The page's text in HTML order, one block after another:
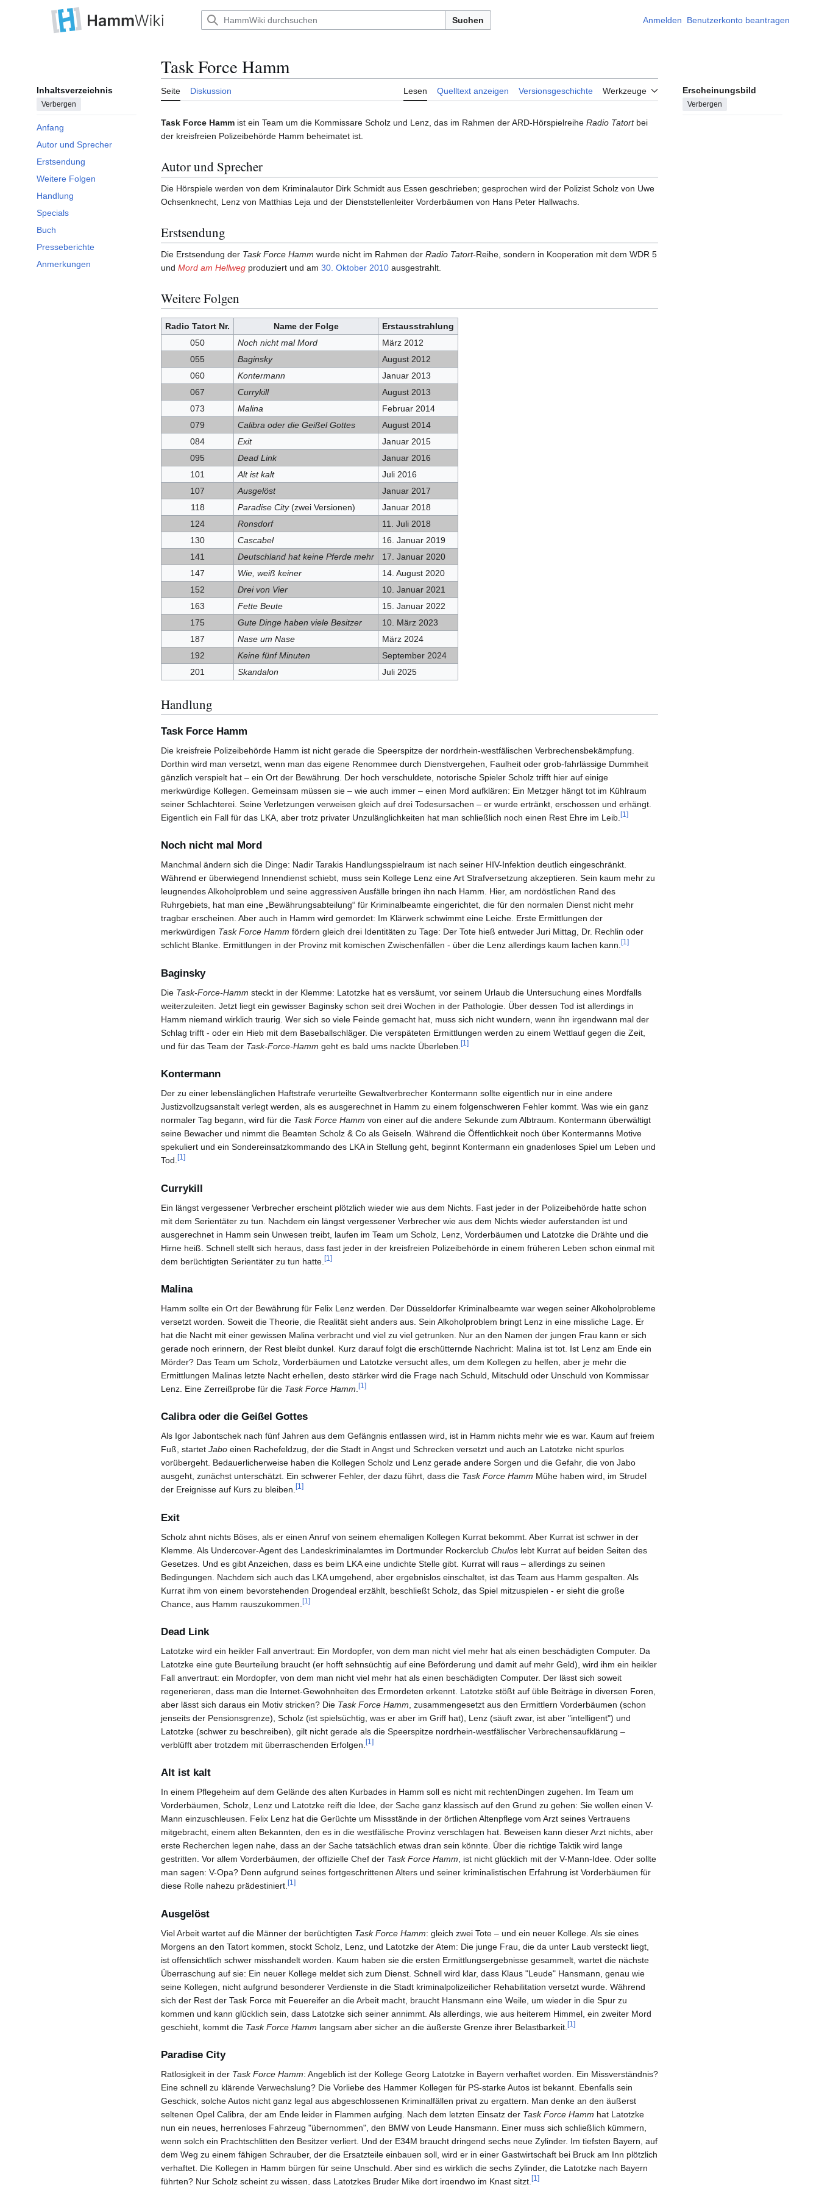
Hauptmenü Suchen Anmelden Benutzerkonto beantragen
Inhaltsverzeichnis
Verbergen
Anfang
Autor und Sprecher
Erstsendung
Weitere Folgen
Handlung
Unterabschnitt Handlung umschalten
Specials
Buch
Presseberichte
Anmerkungen
Task Force Hamm
Seite Diskussion Lesen Quelltext anzeigen Versionsgeschichte Werkzeuge Erscheinungsbild
Verbergen
Task Force Hamm ist ein Team um die Kommissare Scholz und Lenz, das im Rahmen der ARD-Hörspielreihe Radio Tatortbei
der kreisfreien Polizeibehörde Hamm beheimatet ist.
Autor und Sprecher
Die Hörspiele werden von dem Kriminalautor Dirk Schmidt aus Essen geschrieben; gesprochen wird der Polizist Scholz von Uwe
Ochsenknecht, Lenz von Matthias Leja und der Dienststellenleiter Vorderbäumen von Hans Peter Hallwachs.
Erstsendung
Die Erstsendung der Task Force Hamm wurde nicht im Rahmen der Radio Tatort-Reihe, sondern in Kooperation mit dem WDR 5
und Mord am Hellweg produziert und am 30. Oktober 2010 ausgestrahlt.
Weitere Folgen
Radio Tatort Nr. Name der Folge
Erstausstrahlung
050
Noch nicht mal Mord
März 2012
055
Baginsky
August 2012
060
Kontermann
Januar 2013
067
Currykill
August 2013
073
Malina
Februar 2014
079
Calibra oder die Geißel Gottes
August 2014
084
Exit
Januar 2015
095
Dead Link
Januar 2016
101
Alt ist kalt
Juli 2016
107
Ausgelöst
Januar 2017
118
Paradise City(zwei Versionen)
Januar 2018
124
Ronsdorf
11. Juli 2018
130
Cascabel
16. Januar 2019
141
Deutschland hat keine Pferde mehr
17. Januar 2020
147
Wie, weiß keiner
14. August 2020
152
Drei von Vier
10. Januar 2021
163
Fette Beute
15. Januar 2022
175
Gute Dinge haben viele Besitzer
10. März 2023
187
Nase um Nase
März 2024
192
Keine fünf Minuten
September 2024
201
Skandalon Juli 2025
Handlung
Task Force Hamm
Die kreisfreie Polizeibehörde Hamm ist nicht gerade die Speerspitze der nordrhein-westfälischen Verbrechensbekämpfung.
Dorthin wird man versetzt, wenn man das eigene Renommee durch Dienstvergehen, Faulheit oder grob-fahrlässige Dummheit
gänzlich verspielt hat – ein Ort der Bewährung. Der hoch verschuldete, notorische Spieler Scholz trifft hier auf einige
merkwürdige Kollegen. Gemeinsam müssen sie – wie auch immer – einen Mord aufklären: Ein Metzger hängt tot im Kühlraum
seiner Schlachterei. Seine Verletzungen verweisen gleich auf drei Todesursachen – er wurde ertränkt, erschossen und erhängt.
Eigentlich ein Fall für das LKA, aber trotz privater Unzulänglichkeiten hat man schließlich noch einen Rest Ehre im Leib. [1]
Noch nicht mal Mord
Manchmal ändern sich die Dinge: Nadir Tarakis Handlungsspielraum ist nach seiner HIV-Infektion deutlich eingeschränkt.
Während er überwiegend Innendienst schiebt, muss sein Kollege Lenz eine Art Strafversetzung akzeptieren. Sein kaum mehr zu
leugnendes Alkoholproblem und seine aggressiven Ausfälle bringen ihn nach Hamm. Hier, am nordöstlichen Rand des
Ruhrgebiets, hat man eine „Bewährungsabteilung“ für Kriminalbeamte eingerichtet, die für den normalen Dienst nicht mehr
tragbar erscheinen. Aber auch in Hamm wird gemordet: Im Klärwerk schwimmt eine Leiche. Erste Ermittlungen der
merkwürdigen Task Force Hamm fördern gleich drei Identitäten zu Tage: Der Tote hieß entweder Juri Mittag, Dr. Rechlin oder
schlicht Blanke. Ermittlungen in der Provinz mit komischen Zwischenfällen - über die Lenz allerdings kaum lachen kann. [1]
Baginsky
Die Task-Force-Hamm steckt in der Klemme: Latotzke hat es versäumt, vor seinem Urlaub die Untersuchung eines Mordfalls
weiterzuleiten. Jetzt liegt ein gewisser Baginsky schon seit drei Wochen in der Pathologie. Über dessen Tod ist allerdings in
Hamm niemand wirklich traurig. Wer sich so viele Feinde gemacht hat, muss sich nicht wundern, wenn ihn irgendwann mal der
Schlag trifft - oder ein Hieb mit dem Baseballschläger. Die verspäteten Ermittlungen werden zu einem Wettlauf gegen die Zeit,
und für das Team der Task-Force-Hamm geht es bald ums nackte Überleben. [1]
Kontermann
Der zu einer lebenslänglichen Haftstrafe verurteilte Gewaltverbrecher Kontermann sollte eigentlich nur in eine andere
Justizvollzugsanstalt verlegt werden, als es ausgerechnet in Hamm zu einem folgenschweren Fehler kommt. Was wie ein ganz
normaler Tag begann, wird für die Task Force Hamm von einer auf die andere Sekunde zum Albtraum. Kontermann überwältigt
seine Bewacher und nimmt die Beamten Scholz & Co als Geiseln. Während die Öffentlichkeit noch über Kontermanns Motive
spekuliert und ein Sondereinsatzkommando des LKA in Stellung geht, beginnt Kontermann ein gnadenloses Spiel um Leben und
Tod. [1]
Currykill
Ein längst vergessener Verbrecher erscheint plötzlich wieder wie aus dem Nichts. Fast jeder in der Polizeibehörde hatte schon
mit dem Serientäter zu tun. Nachdem ein längst vergessener Verbrecher wie aus dem Nichts wieder auferstanden ist und
ausgerechnet in Hamm sein Unwesen treibt, laufen im Team um Scholz, Lenz, Vorderbäumen und Latotzke die Drähte und die
Hirne heiß. Schnell stellt sich heraus, dass fast jeder in der kreisfreien Polizeibehörde in einem früheren Leben schon einmal mit
dem berüchtigten Serientäter zu tun hatte. [1]
Malina
Hamm sollte ein Ort der Bewährung für Felix Lenz werden. Der Düsseldorfer Kriminalbeamte war wegen seiner Alkoholprobleme
versetzt worden. Soweit die Theorie, die Realität sieht anders aus. Sein Alkoholproblem bringt Lenz in eine missliche Lage. Er
hat die Nacht mit einer gewissen Malina verbracht und viel zu viel getrunken. Nur an den Namen der jungen Frau kann er sich
gerade noch erinnern, der Rest bleibt dunkel. Kurz darauf folgt die erschütternde Nachricht: Malina ist tot. Ist Lenz am Ende ein
Mörder? Das Team um Scholz, Vorderbäumen und Latotzke versucht alles, um dem Kollegen zu helfen, aber je mehr die
Ermittlungen Malinas letzte Nacht erhellen, desto stärker wird die Frage nach Schuld, Mitschuld oder Unschuld von Kommissar
Lenz. Eine Zerreißprobe für die Task Force Hamm [1]
Calibra oder die Geißel Gottes
Als Igor Jabontschek nach fünf Jahren aus dem Gefängnis entlassen wird, ist in Hamm nichts mehr wie es war. Kaum auf freiem
Fuß, startet Jabo einen Rachefeldzug, der die Stadt in Angst und Schrecken versetzt und auch an Latotzke nicht spurlos
vorübergeht. Bedauerlicherweise haben die Kollegen Scholz und Lenz gerade andere Sorgen und die Gefahr, die von Jabo
ausgeht, zunächst unterschätzt. Ein schwerer Fehler, der dazu führt, dass die Task Force Hamm Mühe haben wird, im Strudel
der Ereignisse auf Kurs zu bleiben. [1]
Exit
Scholz ahnt nichts Böses, als er einen Anruf von seinem ehemaligen Kollegen Kurrat bekommt. Aber Kurrat ist schwer in der
Klemme. Als Undercover-Agent des Landeskriminalamtes im Dortmunder Rockerclub Chulos lebt Kurrat auf beiden Seiten des
Gesetzes. Und es gibt Anzeichen, dass es beim LKA eine undichte Stelle gibt. Kurrat will raus – allerdings zu seinen
Bedingungen. Nachdem sich auch das LKA umgehend, aber ergebnislos einschaltet, ist das Team aus Hamm gespalten. Als
Kurrat ihm von einem bevorstehenden Drogendeal erzählt, beschließt Scholz, das Spiel mitzuspielen - er sieht die große
Chance, aus Hamm rauszukommen. [1]
Dead Link
Latotzke wird ein heikler Fall anvertraut: Ein Mordopfer, von dem man nicht viel mehr hat als einen beschädigten Computer. Da
Latotzke eine gute Beurteilung braucht (er hofft sehnsüchtig auf eine Beförderung und damit auf mehr Geld), wird ihm ein heikler
Fall anvertraut: ein Mordopfer, von dem man nicht viel mehr hat als einen beschädigten Computer. Der lässt sich soweit
regenerieren, dass man die Internet-Gewohnheiten des Ermordeten erkennt. Latotzke stößt auf üble Beiträge in diversen Foren,
aber lässt sich daraus ein Motiv stricken? Die Task Force Hamm , zusammengesetzt aus den Ermittlern Vorderbäumen (schon
jenseits der Pensionsgrenze), Scholz (ist spielsüchtig, was er aber im Griff hat), Lenz (säuft zwar, ist aber "intelligent") und
Latotzke (schwer zu beschreiben), gilt nicht gerade als die Speerspitze nordrhein-westfälischer Verbrechensaufklärung –
verblüfft aber trotzdem mit überraschenden Erfolgen. [1]
Alt ist kalt
In einem Pflegeheim auf dem Gelände des alten Kurbades in Hamm soll es nicht mit rechtenDingen zugehen. Im Team um
Vorderbäumen, Scholz, Lenz und Latotzke reift die Idee, der Sache ganz klassisch auf den Grund zu gehen: Sie wollen einen V-
Mann einzuschleusen. Felix Lenz hat die Gerüchte um Missstände in der örtlichen Altenpflege vom Arzt seines Vertrauens
mitgebracht, einem alten Bekannten, den es in die westfälische Provinz verschlagen hat. Beweisen kann dieser Arzt nichts, aber
erste Recherchen legen nahe, dass an der Sache tatsächlich etwas dran sein könnte. Über die richtige Taktik wird lange
gestritten. Vor allem Vorderbäumen, der offizielle Chef der Task Force Hamm, ist nicht glücklich mit der V-Mann-Idee. Oder sollte
man sagen: V-Opa? Denn aufgrund seines fortgeschrittenen Alters und seiner kriminalistischen Erfahrung ist Vorderbäumen für
diese Rolle nahezu prädestiniert. [1]
Ausgelöst
Viel Arbeit wartet auf die Männer der berüchtigten Task Force Hamm: gleich zwei Tote – und ein neuer Kollege. Als sie eines
Morgens an den Tatort kommen, stockt Scholz, Lenz, und Latotzke der Atem: Die junge Frau, die da unter Laub versteckt liegt,
ist offensichtlich schwer misshandelt worden. Kaum haben sie die ersten Ermittlungsergebnisse gesammelt, wartet die nächste
Überraschung auf sie: Ein neuer Kollege meldet sich zum Dienst. Schnell wird klar, dass Klaus "Leude" Hansmann, genau wie
seine Kollegen, nicht aufgrund besonderer Verdienste in die Stadt kriminalpolizeilicher Rehabilitation versetzt wurde. Während
sich der Rest der Task Force mit Feuereifer an die Arbeit macht, braucht Hansmann eine Weile, um wieder in die Spur zu
kommen und kann glücklich sein, dass Latotzke sich seiner annimmt. Als allerdings, wie aus heiterem Himmel, ein zweiter Mord
geschieht, kommt die Task Force Hamm langsam aber sicher an die äußerste Grenze ihrer Belastbarkeit. [1]
Paradise City
Ratlosigkeit in der Task Force Hamm: Angeblich ist der Kollege Georg Latotzke in Bayern verhaftet worden. Ein Missverständnis?
Eine schnell zu klärende Verwechslung? Die Vorliebe des Hammer Kollegen für PS-starke Autos ist bekannt. Ebenfalls sein
Geschick, solche Autos nicht ganz legal aus abgeschlossenen Kriminalfällen privat zu ergattern. Man denke an den äußerst
seltenen Opel Calibra, der am Ende leider in Flammen aufging. Nach dem letzten Einsatz der Task Force Hamm hat Latotzke
nun ein neues, herrenloses Fahrzeug "übernommen", den BMW von Leude Hansmann. Einer muss sich schließlich kümmern,
wenn solch ein Prachtschlitten den Besitzer verliert. Und der E34M braucht dringend sechs neue Zylinder. Im tiefsten Bayern, auf
dem Weg zu einem fähigen Schrauber, der die Ersatzteile einbauen soll, wird er in einer Gastwirtschaft bei Bruck am Inn plötzlich
verhaftet. Die Kollegen in Hamm bürgen für seine Unschuld. Aber sind es wirklich die sechs Zylinder, die Latotzke nach Bayern
führten? Nur Scholz scheint zu wissen, dass Latotzkes Bruder Mike dort irgendwo im Knast sitzt. [1]